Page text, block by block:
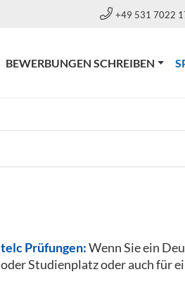
+49 531 7022
BEWERBUNGEN SCHREIBEN
telc Prüfungen:Wenn Sie ein
oder Studienplatz oder auch für